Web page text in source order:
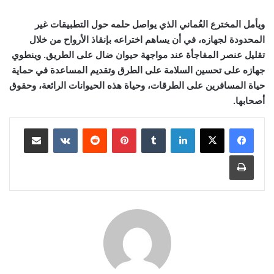
ويأمل المخترع العُماني الذي يواصل حلمه حول التطبيقات غير
المحدودة لجهازه، في أن يساهم اختراعه بإنقاذ الأرواح من خلال
تقليل عنصر المفاجأة عند مواجهة حيوان ضال على الطريق. وينطوي
جهازه على تحسين السلامة على الطرق وتقديم المساعدة في حماية
حياة المسافرين على الطرقات، وحياة هذه الحيوانات الرائعة، وحقوق
أصحابها.
لينكدإن بينتيريست مشاركة عبر البريد
طباعة